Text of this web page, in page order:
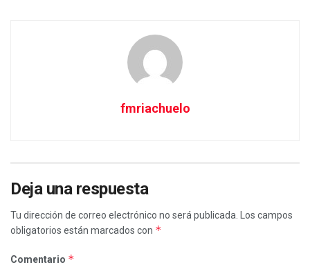
fmriachuelo
Deja una respuesta
Tu dirección de correo electrónico no será publicada. Los campos
obligatorios están marcados con *
Comentario *